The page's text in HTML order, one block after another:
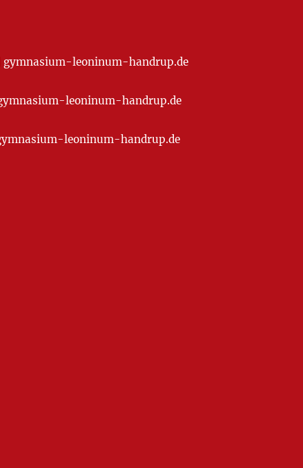
leoninum-handrup.de
leoninum-handrup.de
leoninum-handrup.de